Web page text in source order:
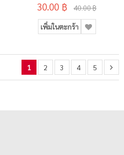
30.00 ฿ 40.00 ฿
เพิ่มในตะกร้า
1 2 3 4 5